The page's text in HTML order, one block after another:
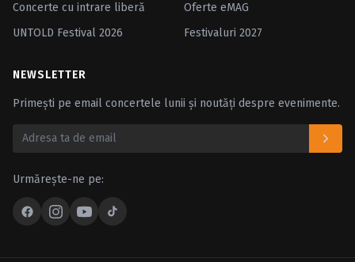
Concerte cu intrare liberă
Oferte eMAG
UNTOLD Festival 2026
Festivaluri 2027
NEWSLETTER
Primești pe email concertele lunii și noutăți despre evenimente.
Urmărește-ne pe: